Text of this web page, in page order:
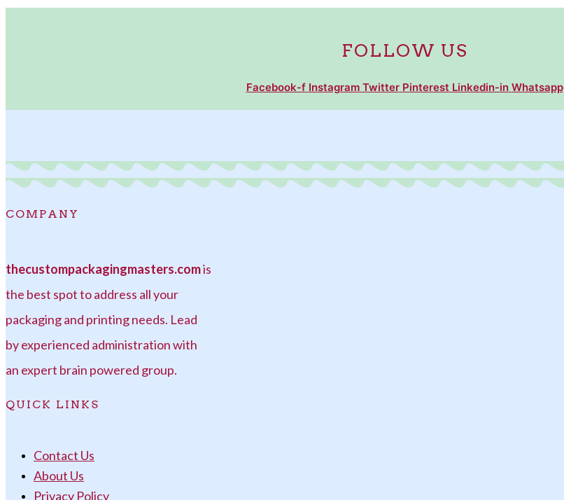
FOLLOW US
Facebook-f Instagram Twitter Pinterest Linkedin-in Whatsapp
COMPANY
thecustompackagingmasters.comis
the best spot to address all your
packaging and printing needs. Lead
by experienced administration with
an expert brain powered group.
QUICK LINKS
Contact Us
About Us
Privacy Policy